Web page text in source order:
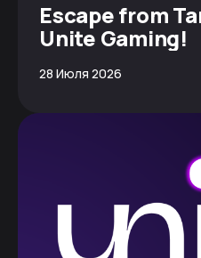
Escape from
Unite Gaming!
28 Июля 2026